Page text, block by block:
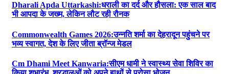
Dharali Apda Uttarkashi:धराली का दर्द और हौसला: एक साल बाद
भी आपदा के जख्म, लेकिन लौट रही रौनक
Commonwealth Games 2026:उन्नति शर्मा का देहरादून पहुंचने पर
भव्य स्वागत, देश के लिए जीता ब्रॉन्ज मेडल
Cm Dhami Meet Kanwaria:सीएम धामी ने स्वास्थ्य सेवा शिविर का